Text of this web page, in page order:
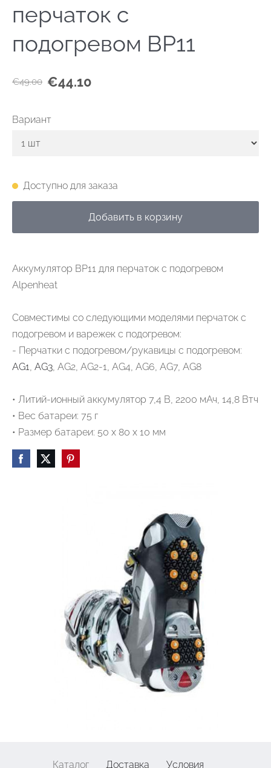
перчаток с
подогревом BP11
€49.00 €44.10
Вариант
Доступно для заказа
Добавить в корзину
Аккумулятор BP11 для перчаток с подогревом
Alpenheat
Совместимы со следующими моделями перчаток с
подогревом и варежек с подогревом:
- Перчатки с подогревом/рукавицы с подогревом:
AG1, AG3, AG2, AG2-1, AG4, AG6, AG7, AG8
• Литий-ионный аккумулятор 7,4 В, 2200 мАч, 14,8 Втч
• Вес батареи: 75 г
• Размер батареи: 50 х 80 х 10 мм
Каталог Доставка Условия